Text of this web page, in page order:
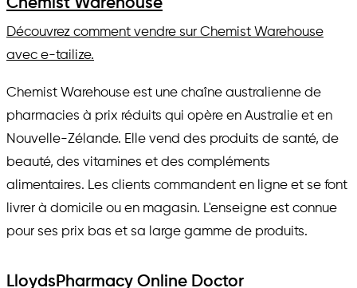
Découvrez comment vendre sur Chemist Warehouse
avec e-tailize.
Chemist Warehouse est une chaîne australienne de
pharmacies à prix réduits qui opère en Australie et en
Nouvelle-Zélande. Elle vend des produits de santé, de
beauté, des vitamines et des compléments
alimentaires. Les clients commandent en ligne et se font
livrer à domicile ou en magasin. L'enseigne est connue
pour ses prix bas et sa large gamme de produits.
LloydsPharmacy Online Doctor